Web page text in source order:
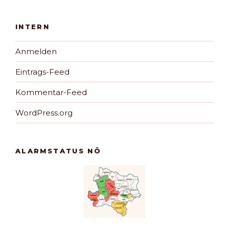
INTERN
Anmelden
Eintrags-Feed
Kommentar-Feed
WordPress.org
ALARMSTATUS NÖ